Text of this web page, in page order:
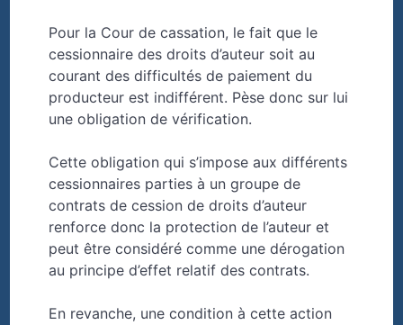
Pour la Cour de cassation, le fait que le
cessionnaire des droits d’auteur soit au
courant des difficultés de paiement du
producteur est indifférent. Pèse donc sur lui
une obligation de vérification.
Cette obligation qui s’impose aux différents
cessionnaires parties à un groupe de
contrats de cession de droits d’auteur
renforce donc la protection de l’auteur et
peut être considéré comme une dérogation
au principe d’effet relatif des contrats.
En revanche, une condition à cette action